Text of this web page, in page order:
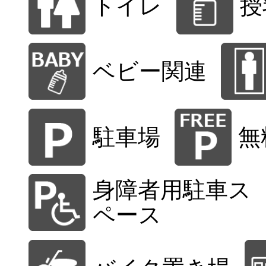
トイレ
ベビー関連
駐車場
身障者用駐車ス
ペース